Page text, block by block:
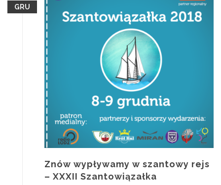
GRU
Znów wypływamy w szantowy rejs
– XXXII Szantowiązałka